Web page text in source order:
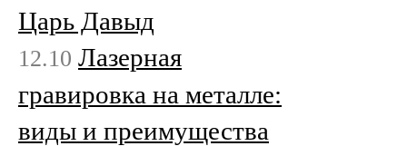
Царь Давыд
12.10 Лазерная
гравировка на металле:
виды и преимущества